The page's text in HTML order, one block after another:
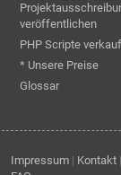
veröffentlichen
PHP Scripte
* Unsere Preise
Glossar
Impressum | Kontakt |